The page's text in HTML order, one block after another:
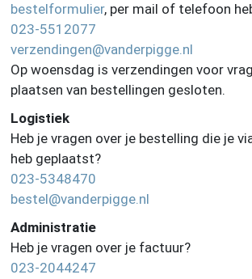
bestelformulier, per mail of telefoon
023-5512077
verzendingen@vanderpigge.nl
Op woensdag is verzendingen voor
plaatsen van bestellingen gesloten.
Logistiek
Heb je vragen over je bestelling die je
heb geplaatst?
023-5348470
bestel@vanderpigge.nl
Administratie
Heb je vragen over je factuur?
023-2044247